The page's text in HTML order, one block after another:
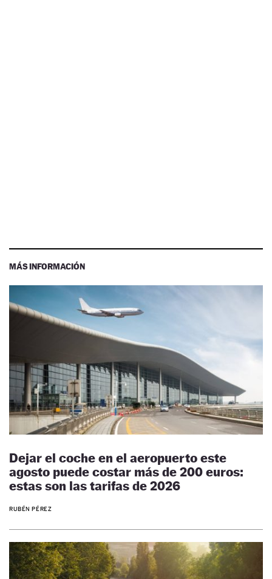
MÁS INFORMACIÓN
Dejar el coche en el aeropuerto este
agosto puede costar más de 200 euros:
estas son las tarifas de 2026
RUBÉN PÉREZ